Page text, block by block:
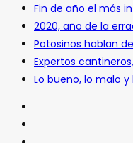
Fin de año el más
2020, año de la
Potosinos hablan
Expertos
Lo bueno, lo malo